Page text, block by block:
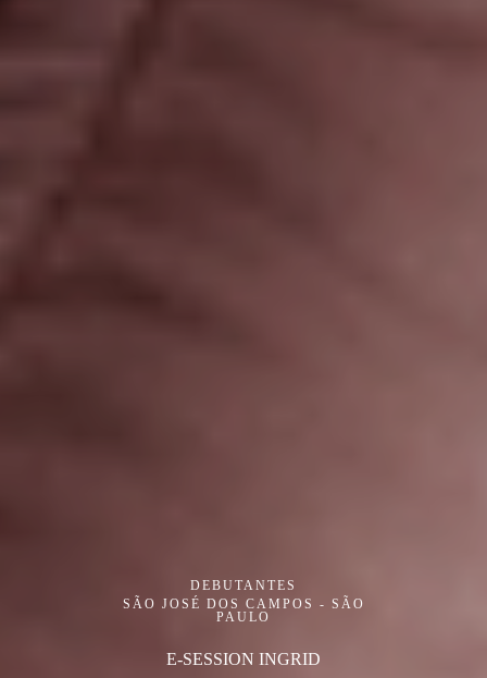
DEBUTANTES
SÃO JOSÉ DOS CAMPOS - SÃO
PAULO
E-SESSION INGRID